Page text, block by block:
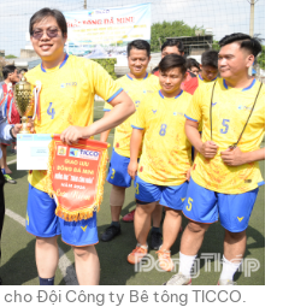
Đội Công ty Bê tông TICCO.